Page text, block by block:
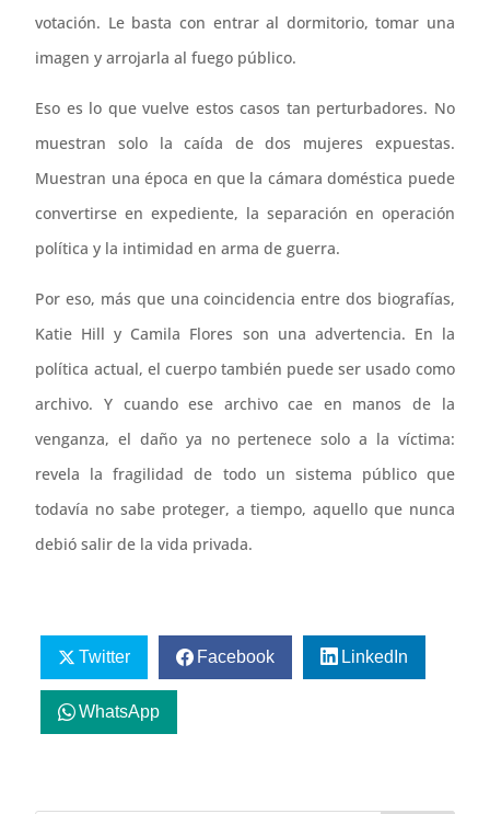
votación. Le basta con entrar al dormitorio, tomar una
imagen y arrojarla al fuego público.
Eso es lo que vuelve estos casos tan perturbadores. No
muestran solo la caída de dos mujeres expuestas.
Muestran una época en que la cámara doméstica puede
convertirse en expediente, la separación en operación
política y la intimidad en arma de guerra.
Por eso, más que una coincidencia entre dos biografías,
Katie Hill y Camila Flores son una advertencia. En la
política actual, el cuerpo también puede ser usado como
archivo. Y cuando ese archivo cae en manos de la
venganza, el daño ya no pertenece solo a la víctima:
revela la fragilidad de todo un sistema público que
todavía no sabe proteger, a tiempo, aquello que nunca
debió salir de la vida privada.
Twitter Facebook LinkedIn
WhatsApp